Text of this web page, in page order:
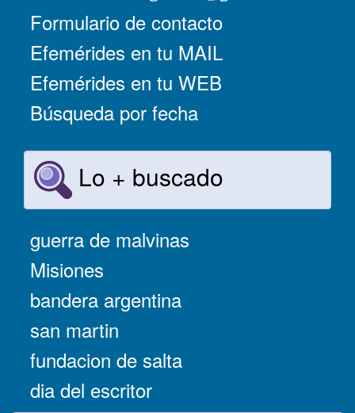
Formulario de contacto
Efemérides en tu MAIL
Efemérides en tu WEB
Búsqueda por fecha
Lo + buscado
guerra de malvinas
Misiones
bandera argentina
san martin
fundacion de salta
dia del escritor